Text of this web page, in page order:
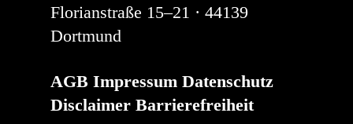
Florianstraße 15–21 · 44139
Dortmund
AGB Impressum Datenschutz
Disclaimer Barrierefreiheit